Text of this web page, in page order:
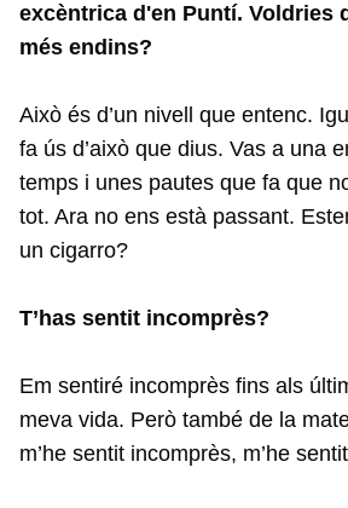
excèntrica d'en Puntí. Voldries
més endins?
Això és d’un nivell que entenc.
fa ús d’això que dius. Vas a una
temps i unes pautes que fa que
tot. Ara no ens està passant.
un cigarro?
T’has sentit incomprès?
Em sentiré incomprès fins als
meva vida. Però també de la
m’he sentit incomprès, m’he